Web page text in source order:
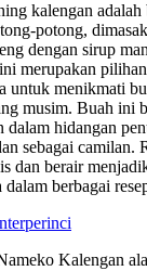
kalengan
potong,
dengan sirup
merupakan
untuk menikmati
musim. Buah ini
dalam hidangan
sebagai camilan.
dan berair
dalam berbagai
terperinci